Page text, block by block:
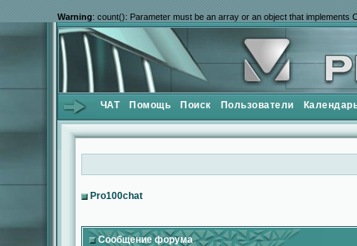
Warning: count(): Parameter must be an array or an object that implements
ЧАТ Помощь Поиск Пользователи
Pro100chat
Сообщение форума